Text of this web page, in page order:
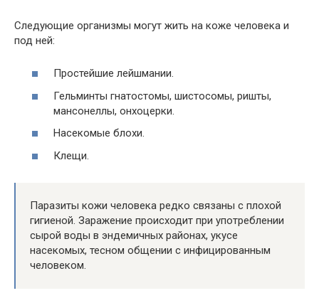
Следующие организмы могут жить на коже человека и
под ней:
Простейшие лейшмании.
Гельминты гнатостомы, шистосомы, ришты,
мансонеллы, онхоцерки.
Насекомые блохи.
Клещи.
Паразиты кожи человека редко связаны с плохой
гигиеной. Заражение происходит при употреблении
сырой воды в эндемичных районах, укусе
насекомых, тесном общении с инфицированным
человеком.